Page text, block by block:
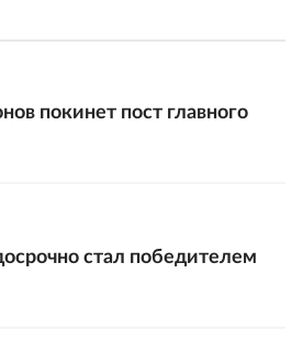
покинет пост главного
стал победителем